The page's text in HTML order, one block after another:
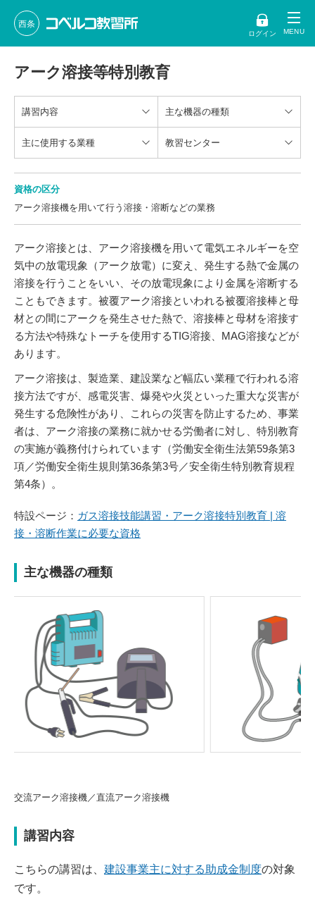
西条
ログイン
アーク溶接等特別教育
講習内容 主な機器の種類
主に使用する業種 教習センター
資格の区分
アーク溶接機を用いて行う溶接・溶断などの業務
アーク溶接とは、アーク溶接機を用いて電気エネルギーを空
気中の放電現象（アーク放電）に変え、発生する熱で金属の
溶接を行うことをいい、その放電現象により金属を溶断する
こともできます。被覆アーク溶接といわれる被覆溶接棒と母
材との間にアークを発生させた熱で、溶接棒と母材を溶接す
る方法や特殊なトーチを使用するTIG溶接、MAG溶接などが
あります。
アーク溶接は、製造業、建設業など幅広い業種で行われる溶
接方法ですが、感電災害、爆発や火災といった重大な災害が
発生する危険性があり、これらの災害を防止するため、事業
者は、アーク溶接の業務に就かせる労働者に対し、特別教育
の実施が義務付けられています（労働安全衛生法第59条第3
項／労働安全衛生規則第36条第3号／安全衛生特別教育規程
第4条）。
特設ページ： ガス溶接技能講習・アーク溶接特別教育 | 溶
接・溶断作業に必要な資格
主な機器の種類
Previou
s
交流アーク溶接機／直流アーク溶接機
講習内容
こちらの講習は、 建設事業主に対する助成金制度の対象
です。